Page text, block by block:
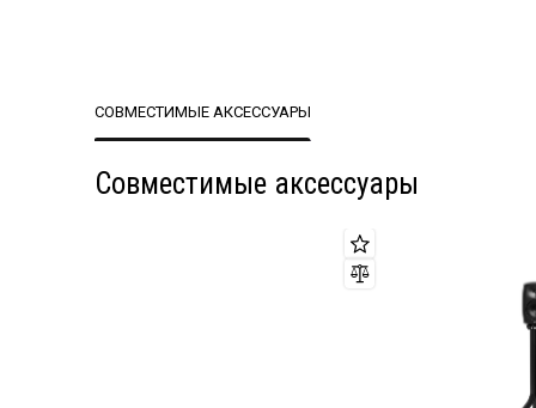
СОВМЕСТИМЫЕ АКСЕССУАРЫ
Совместимые аксессуары